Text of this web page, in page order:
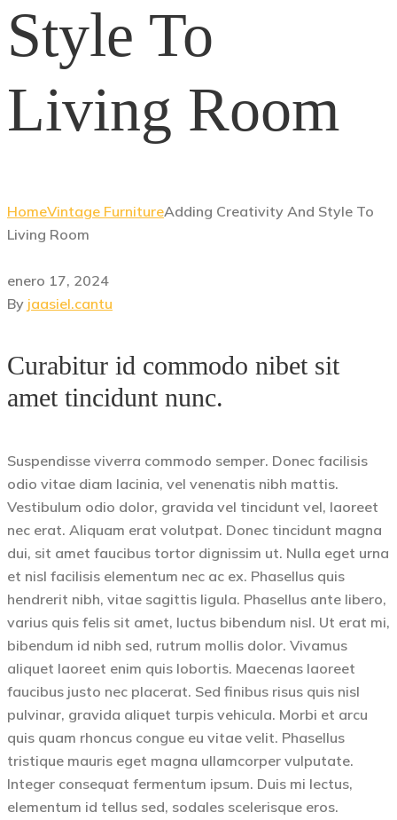
Style To
Living Room
HomeVintage FurnitureAdding Creativity And Style To
Living Room
enero 17, 2024
By jaasiel.cantu
Curabitur id commodo nibet sit
amet tincidunt nunc.
Suspendisse viverra commodo semper. Donec facilisis
odio vitae diam lacinia, vel venenatis nibh mattis.
Vestibulum odio dolor, gravida vel tincidunt vel, laoreet
nec erat. Aliquam erat volutpat. Donec tincidunt magna
dui, sit amet faucibus tortor dignissim ut. Nulla eget urna
et nisl facilisis elementum nec ac ex. Phasellus quis
hendrerit nibh, vitae sagittis ligula. Phasellus ante libero,
varius quis felis sit amet, luctus bibendum nisl. Ut erat mi,
bibendum id nibh sed, rutrum mollis dolor. Vivamus
aliquet laoreet enim quis lobortis. Maecenas laoreet
faucibus justo nec placerat. Sed finibus risus quis nisl
pulvinar, gravida aliquet turpis vehicula. Morbi et arcu
quis quam rhoncus congue eu vitae velit. Phasellus
tristique mauris eget magna ullamcorper vulputate.
Integer consequat fermentum ipsum. Duis mi lectus,
elementum id tellus sed, sodales scelerisque eros.